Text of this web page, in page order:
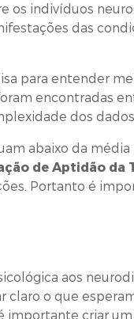
os indivíduos
das
para entender
encontradas
dos
abaixo da média
de Aptidão da
Portanto é
aos
claro o que
importante criar